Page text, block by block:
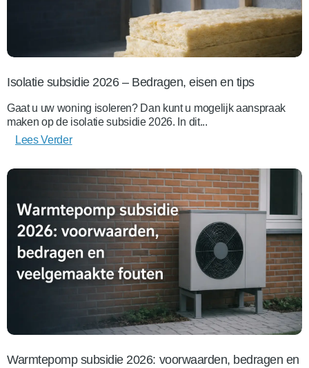
Isolatie subsidie 2026 – Bedragen, eisen en tips
Gaat u uw woning isoleren? Dan kunt u mogelijk aanspraak
maken op de isolatie subsidie 2026. In dit...
Lees Verder
Warmtepomp subsidie 2026: voorwaarden, bedragen en